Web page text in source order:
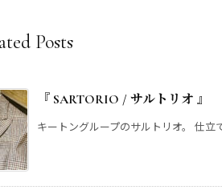
Posts
『 SARTORIO / サルト
キートングループのサルトリオ。 仕